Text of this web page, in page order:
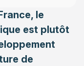
le
est plutôt
de